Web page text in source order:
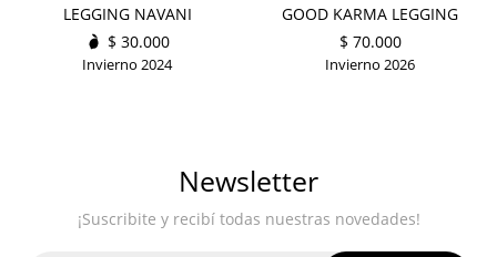
LEGGING NAVANI
$ 30.000
Invierno 2024
GOOD KARMA LEGGING
$ 70.000
Invierno 2026
Newsletter
¡Suscribite y recibí todas nuestras novedades!